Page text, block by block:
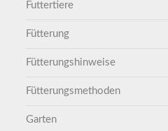
Futtertiere
Fütterung
Fütterungshinweise
Fütterungsmethoden
Garten